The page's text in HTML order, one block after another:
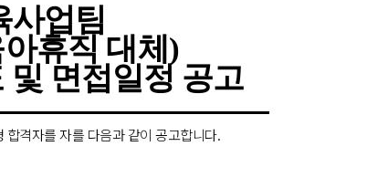
사업팀
휴직 대체)
및 면접일정 공고
격자를 자를 다음과 같이 공고합니다.